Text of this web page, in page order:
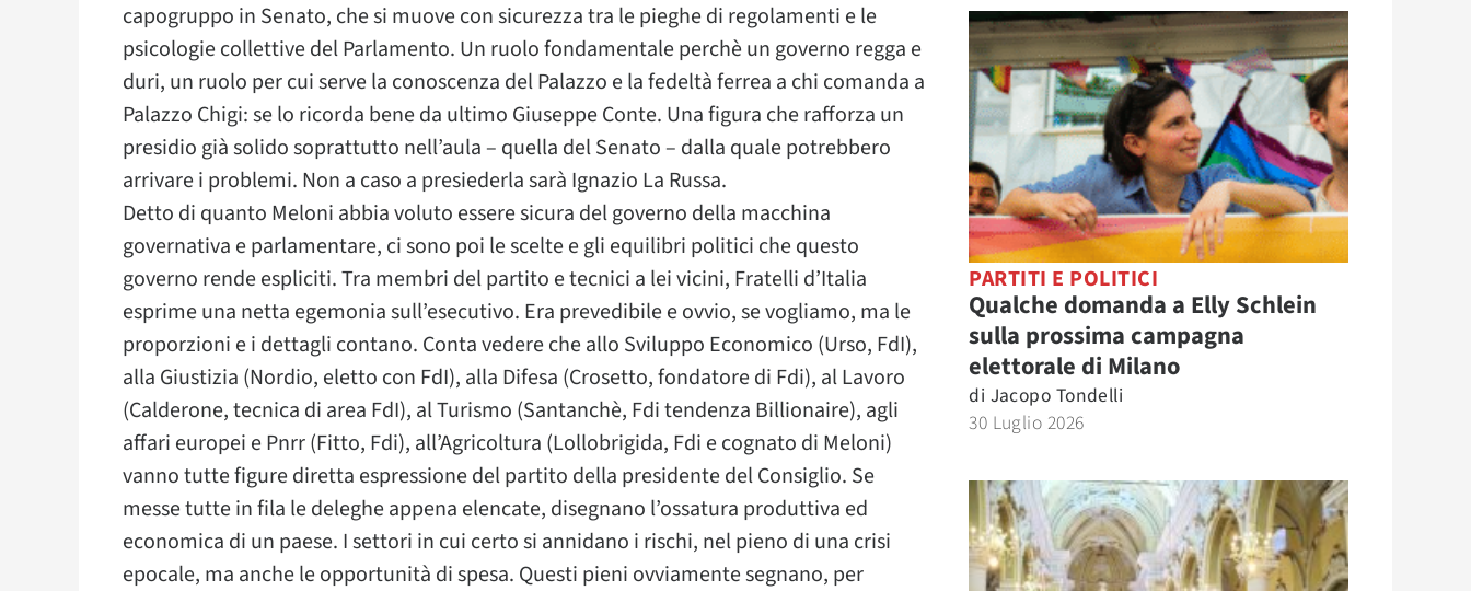
capogruppo in Senato, che si muove con sicurezza tra le pieghe di regolamenti e le
psicologie collettive del Parlamento. Un ruolo fondamentale perchè un governo regga e
duri, un ruolo per cui serve la conoscenza del Palazzo e la fedeltà ferrea a chi comanda a
Palazzo Chigi: se lo ricorda bene da ultimo Giuseppe Conte. Una figura che rafforza un
presidio già solido soprattutto nell’aula – quella del Senato – dalla quale potrebbero
arrivare i problemi. Non a caso a presiederla sarà Ignazio La Russa.
Detto di quanto Meloni abbia voluto essere sicura del governo della macchina
governativa e parlamentare, ci sono poi le scelte e gli equilibri politici che questo
governo rende espliciti. Tra membri del partito e tecnici a lei vicini, Fratelli d’Italia
esprime una netta egemonia sull’esecutivo. Era prevedibile e ovvio, se vogliamo, ma le
proporzioni e i dettagli contano. Conta vedere che allo Sviluppo Economico (Urso, FdI),
alla Giustizia (Nordio, eletto con FdI), alla Difesa (Crosetto, fondatore di Fdi), al Lavoro
(Calderone, tecnica di area FdI), al Turismo (Santanchè, Fdi tendenza Billionaire), agli
affari europei e Pnrr (Fitto, Fdi), all’Agricoltura (Lollobrigida, Fdi e cognato di Meloni)
vanno tutte figure diretta espressione del partito della presidente del Consiglio. Se
messe tutte in fila le deleghe appena elencate, disegnano l’ossatura produttiva ed
economica di un paese. I settori in cui certo si annidano i rischi, nel pieno di una crisi
epocale, ma anche le opportunità di spesa. Questi pieni ovviamente segnano, per
PARTITI E POLITICI
Qualche domanda a Elly Schlein
sulla prossima campagna
elettorale di Milano
di Jacopo Tondelli
30 Luglio 2026